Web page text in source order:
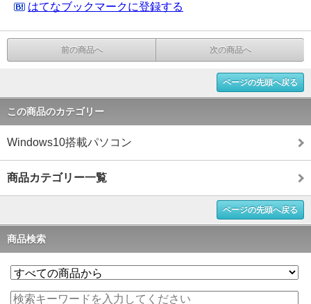
はてなブックマークに登録する
前の商品へ 次の商品へ
ページの先頭へ戻る
この商品のカテゴリー
Windows10搭載パソコン
商品カテゴリー一覧
ページの先頭へ戻る
商品検索